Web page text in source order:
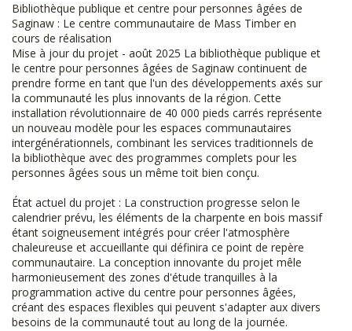
Bibliothèque publique et centre pour personnes âgées de
Saginaw : Le centre communautaire de Mass Timber en
cours de réalisation
Mise à jour du projet - août 2025 La bibliothèque publique et
le centre pour personnes âgées de Saginaw continuent de
prendre forme en tant que l'un des développements axés sur
la communauté les plus innovants de la région. Cette
installation révolutionnaire de 40 000 pieds carrés représente
un nouveau modèle pour les espaces communautaires
intergénérationnels, combinant les services traditionnels de
la bibliothèque avec des programmes complets pour les
personnes âgées sous un même toit bien conçu.
État actuel du projet : La construction progresse selon le
calendrier prévu, les éléments de la charpente en bois massif
étant soigneusement intégrés pour créer l'atmosphère
chaleureuse et accueillante qui définira ce point de repère
communautaire. La conception innovante du projet mêle
harmonieusement des zones d'étude tranquilles à la
programmation active du centre pour personnes âgées,
créant des espaces flexibles qui peuvent s'adapter aux divers
besoins de la communauté tout au long de la journée.